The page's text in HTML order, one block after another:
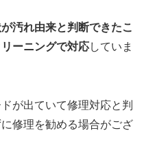
汚れ由来と判断できたこ
ーニングで対応していま
が出ていて修理対応と判
修理を勧める場合がござ